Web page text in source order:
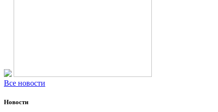
Все новости
Новости